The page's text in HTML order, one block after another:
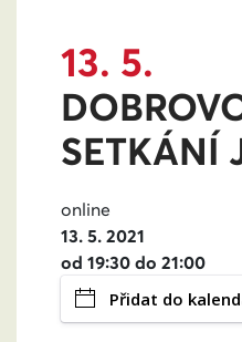
13. 5.
SETKÁNÍ
online
13. 5. 2021
od 19:30 do 21:00
Přidat do